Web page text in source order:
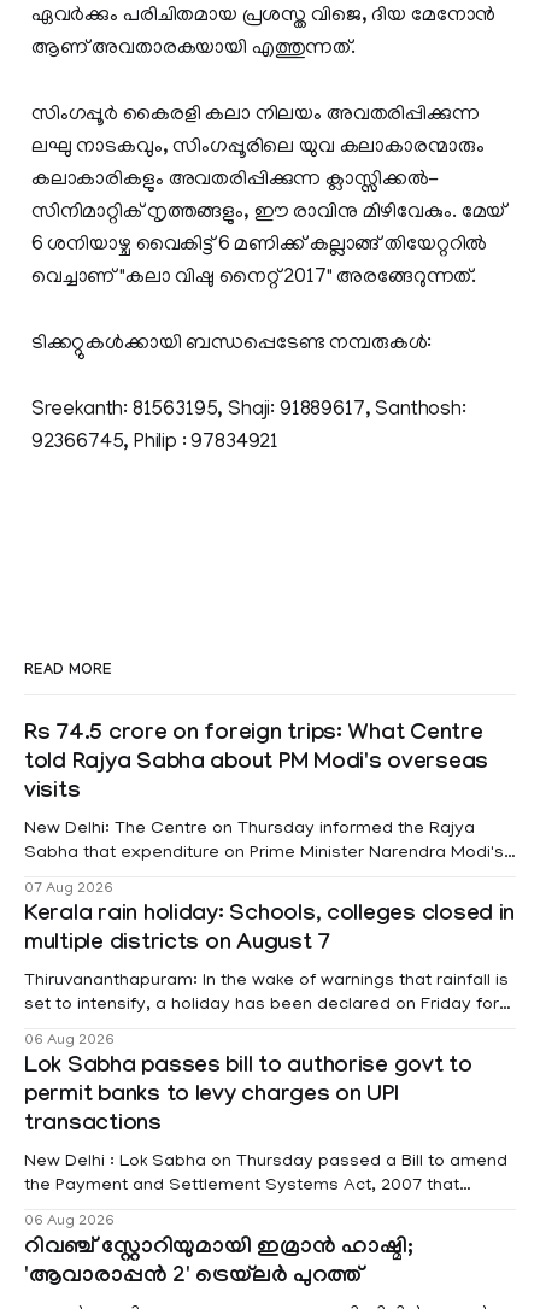
ഏവര്‍ക്കും പരിചിതമായ പ്രശസ്ത വിജെ, ദിയ മേനോന്‍
ആണ് അവതാരകയായി എത്തുന്നത്.
സിംഗപ്പൂര്‍ കൈരളി കലാ നിലയം അവതരിപ്പിക്കുന്ന
ലഘു നാടകവും, സിംഗപ്പൂരിലെ യുവ കലാകാരന്മാരും
കലാകാരികളും അവതരിപ്പിക്കുന്ന ക്ലാസ്സിക്കല്‍-
സിനിമാറ്റിക് നൃത്തങ്ങളും, ഈ രാവിനു മിഴിവേകും. മേയ്
6 ശനിയാഴ്ച വൈകിട്ട് 6 മണിക്ക് കല്ലാങ്ങ് തിയേറ്ററില്‍
വെച്ചാണ് "കലാ വിഷു നൈറ്റ് 2017" അരങ്ങേറുന്നത്.
ടിക്കറ്റുകള്‍ക്കായി ബന്ധപ്പെടേണ്ട നമ്പരുകള്‍:
Sreekanth: 81563195, Shaji: 91889617, Santhosh:
92366745, Philip : 97834921
READ MORE
Rs 74.5 crore on foreign trips: What Centre
told Rajya Sabha about PM Modi's overseas
visits
New Delhi: The Centre on Thursday informed the Rajya
Sabha that expenditure on Prime Minister Narendra Modi's
information was provided by Minister of State for External
Affairs Pabitra Margherita in a written reply to questions
raised
07 Aug 2026
Kerala rain holiday: Schools, colleges closed in
multiple districts on August 7
Thiruvananthapuram: In the wake of warnings that rainfall is
set to intensify, a holiday has been declared on Friday for
Kottayam, Wayanad and Kasaragod districts. Meanwhile, a
red alert remains in place on Thursday for Kottayam,
Pathanamtitta and Idukki districts. Following a red alert on
06 Aug 2026
Lok Sabha passes bill to authorise govt to
permit banks to levy charges on UPI
transactions
New Delhi : Lok Sabha on Thursday passed a Bill to amend
the Payment and Settlement Systems Act, 2007 that
service providers to levy charges on payments through
unified payments interface (UPI) and other notified
electronic payment modes. The amendment passed by the
06 Aug 2026
റിവഞ്ച് സ്റ്റോറിയുമായി ഇമ്രാൻ ഹാഷ്മി;
'ആവാരാപ്പൻ 2' ട്രെയ്‌ലർ പുറത്ത്